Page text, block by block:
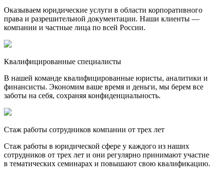
Оказываем юридические услуги в области корпоративного
права и разрешительной документации. Наши клиенты —
компании и частные лица по всей России.
Квалифицированные специалисты
В нашей команде квалифицированные юристы, аналитики и
финансисты. Экономим ваше время и деньги, мы берем все
заботы на себя, сохраняя конфиденциальность.
Стаж работы сотрудников компании от трех лет
Стаж работы в юридической сфере у каждого из наших
сотрудников от трех лет и они регулярно принимают участие
в тематических семинарах и повышают свою квалификацию.